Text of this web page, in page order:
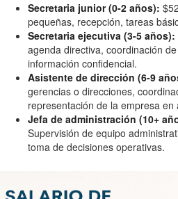
Secretaria junior (0-2 años):
pequeñas, recepción, tareas
Secretaria ejecutiva (3-5 años):
agenda directiva, coordinación
información confidencial.
Asistente de dirección (6-9
gerencias o direcciones,
representación de la empresa en
Jefa de administración (10+
Supervisión de equipo
toma de decisiones operativas.